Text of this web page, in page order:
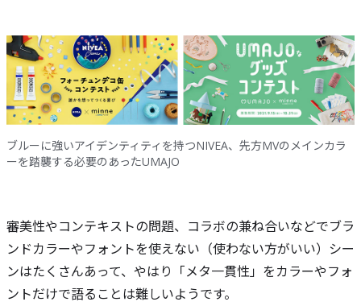
ブルーに強いアイデンティティを持つNIVEA、先方MVのメインカラ
ーを踏襲する必要のあったUMAJO
審美性やコンテキストの問題、コラボの兼ね合いなどでブラ
ンドカラーやフォントを使えない（使わない方がいい）シー
ンはたくさんあって、やはり「メタ一貫性」をカラーやフォ
ントだけで語ることは難しいようです。